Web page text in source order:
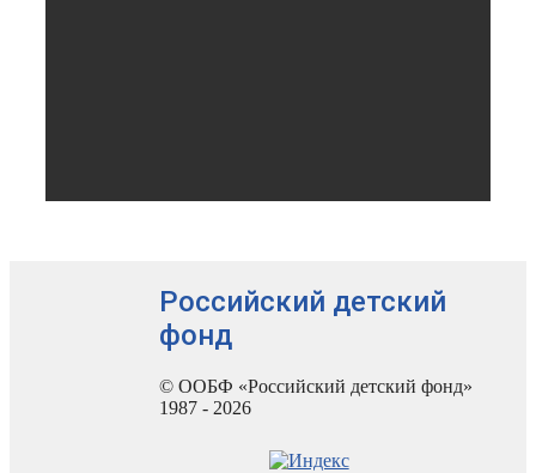
Российский детский
фонд
© ООБФ «Российский детский фонд»
1987 - 2026